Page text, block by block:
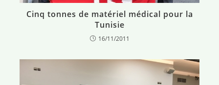
Cinq tonnes de matériel médical pour la
Tunisie
16/11/2011